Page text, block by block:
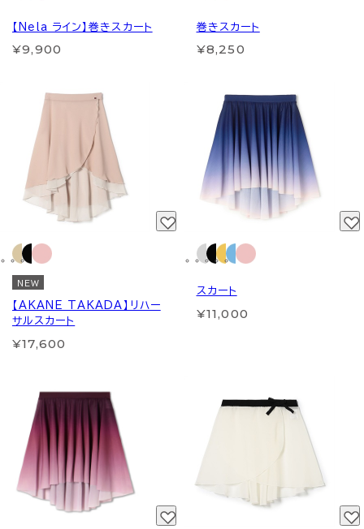
【Nela ライン】巻きスカート
¥9,900
巻きスカート
¥8,250
NEW
【AKANE TAKADA】リハー
サルスカート
¥17,600
スカート
¥11,000